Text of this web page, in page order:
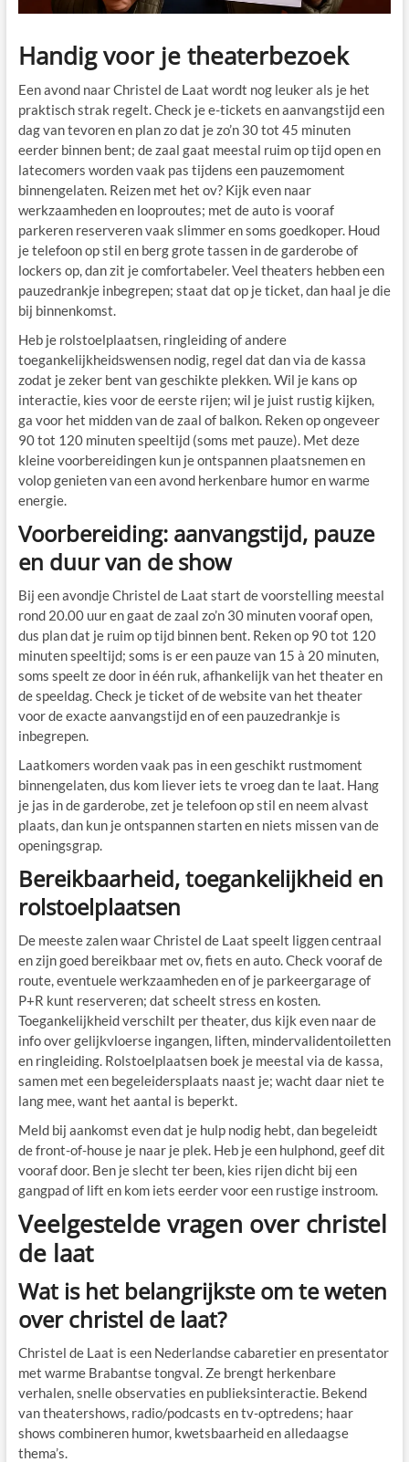
Handig voor je theaterbezoek
Een avond naar Christel de Laat wordt nog leuker als je het
praktisch strak regelt. Check je e-tickets en aanvangstijd een
dag van tevoren en plan zo dat je zo’n 30 tot 45 minuten
eerder binnen bent; de zaal gaat meestal ruim op tijd open en
latecomers worden vaak pas tijdens een pauzemoment
binnengelaten. Reizen met het ov? Kijk even naar
werkzaamheden en looproutes; met de auto is vooraf
parkeren reserveren vaak slimmer en soms goedkoper. Houd
je telefoon op stil en berg grote tassen in de garderobe of
lockers op, dan zit je comfortabeler. Veel theaters hebben een
pauzedrankje inbegrepen; staat dat op je ticket, dan haal je die
bij binnenkomst.
Heb je rolstoelplaatsen, ringleiding of andere
toegankelijkheidswensen nodig, regel dat dan via de kassa
zodat je zeker bent van geschikte plekken. Wil je kans op
interactie, kies voor de eerste rijen; wil je juist rustig kijken,
ga voor het midden van de zaal of balkon. Reken op ongeveer
90 tot 120 minuten speeltijd (soms met pauze). Met deze
kleine voorbereidingen kun je ontspannen plaatsnemen en
volop genieten van een avond herkenbare humor en warme
energie.
Voorbereiding: aanvangstijd, pauze
en duur van de show
Bij een avondje Christel de Laat start de voorstelling meestal
rond 20.00 uur en gaat de zaal zo’n 30 minuten vooraf open,
dus plan dat je ruim op tijd binnen bent. Reken op 90 tot 120
minuten speeltijd; soms is er een pauze van 15 à 20 minuten,
soms speelt ze door in één ruk, afhankelijk van het theater en
de speeldag. Check je ticket of de website van het theater
voor de exacte aanvangstijd en of een pauzedrankje is
inbegrepen.
Laatkomers worden vaak pas in een geschikt rustmoment
binnengelaten, dus kom liever iets te vroeg dan te laat. Hang
je jas in de garderobe, zet je telefoon op stil en neem alvast
plaats, dan kun je ontspannen starten en niets missen van de
openingsgrap.
Bereikbaarheid, toegankelijkheid en
rolstoelplaatsen
De meeste zalen waar Christel de Laat speelt liggen centraal
en zijn goed bereikbaar met ov, fiets en auto. Check vooraf de
route, eventuele werkzaamheden en of je parkeergarage of
P+R kunt reserveren; dat scheelt stress en kosten.
Toegankelijkheid verschilt per theater, dus kijk even naar de
info over gelijkvloerse ingangen, liften, mindervalidentoiletten
en ringleiding. Rolstoelplaatsen boek je meestal via de kassa,
samen met een begeleidersplaats naast je; wacht daar niet te
lang mee, want het aantal is beperkt.
Meld bij aankomst even dat je hulp nodig hebt, dan begeleidt
de front-of-house je naar je plek. Heb je een hulphond, geef dit
vooraf door. Ben je slecht ter been, kies rijen dicht bij een
gangpad of lift en kom iets eerder voor een rustige instroom.
Veelgestelde vragen over christel
de laat
Wat is het belangrijkste om te weten
over christel de laat?
Christel de Laat is een Nederlandse cabaretier en presentator
met warme Brabantse tongval. Ze brengt herkenbare
verhalen, snelle observaties en publieksinteractie. Bekend
van theatershows, radio/podcasts en tv-optredens; haar
shows combineren humor, kwetsbaarheid en alledaagse
thema’s.